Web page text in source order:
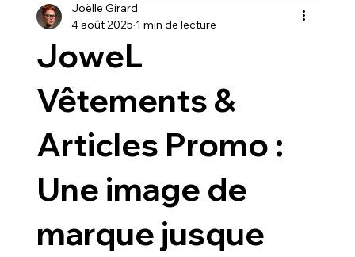
JoweL
Vêtements &
Articles Promo :
Une image de
marque jusque
Joëlle Girard
4 août 2025 1 min de lecture